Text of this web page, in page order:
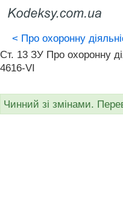
< Про охоронну
Ст. 13 ЗУ Про охоронну
4616-VI
Чинний зі змінами.